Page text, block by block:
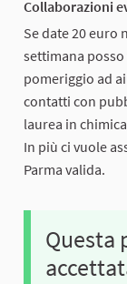
Collaborazioni
Se date 20 euro
settimana
pomeriggio ad
contatti con
laurea in
In più ci vuole
Parma valida.
Questa